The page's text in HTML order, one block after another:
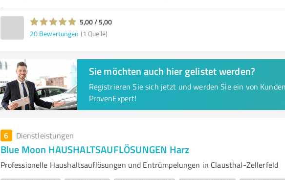
5,00 / 5,00
20 Bewertungen (1 Quelle)
Sie möchten auch hier gelistet werden?
Registrieren Sie sich jetzt und werden Sie ein von
ProvenExpert!
6 Dienstleistungen
Blue Moon HAUSHALTSAUFLÖSUNGEN Harz
Professionelle Haushaltsauflösungen und Entrümpelungen in Clausthal-Zellerfeld